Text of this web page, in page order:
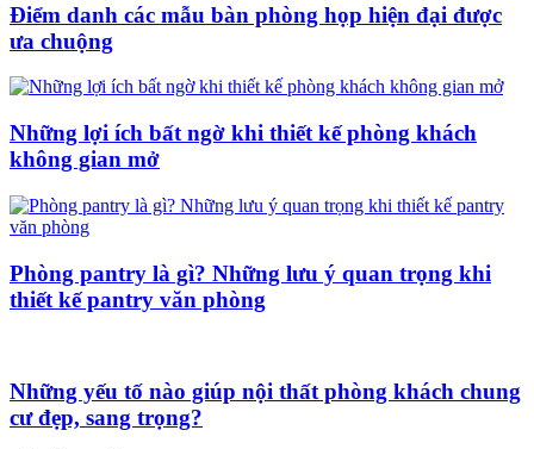
Điểm danh các mẫu bàn phòng họp hiện đại được
ưa chuộng
Những lợi ích bất ngờ khi thiết kế phòng khách
không gian mở
Phòng pantry là gì? Những lưu ý quan trọng khi
thiết kế pantry văn phòng
Những yếu tố nào giúp nội thất phòng khách chung
cư đẹp, sang trọng?